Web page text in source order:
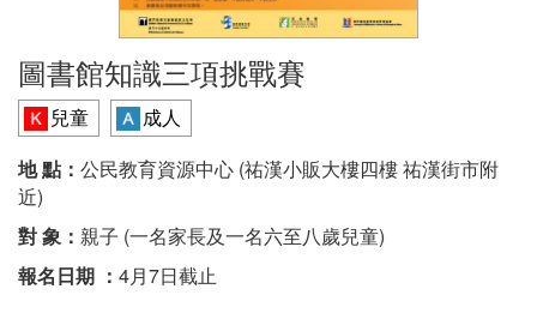
圖書館知識三項挑戰賽
兒童
成人
地 點： 公民教育資源中心 (祐漢小販大樓四樓 祐漢街市附
近)
對 象： 親子 (一名家長及一名六至八歲兒童)
報名日期 ： 4月7日截止